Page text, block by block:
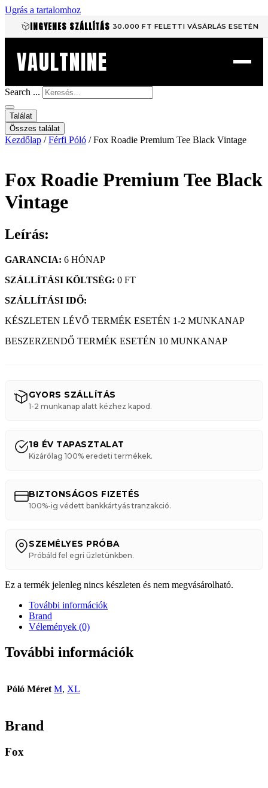
Ugrás a tartalomhoz
INGYENES SZÁLLÍTÁS 30.000 FT FELETTI VÁSÁRLÁS ESETÉN
VAULTNINE
Search ...
Találat
Összes találat
Kezdőlap /Férfi Póló / Fox Roadie Premium Tee Black Vintage
Fox Roadie Premium Tee Black
Vintage
Leírás:
GARANCIA: 6 HÓNAP
SZÁLLÍTÁSI KÖLTSÉG: 0 FT
SZÁLLÍTÁSI IDŐ:
KÉSZLETEN LÉVŐ TERMÉK ESETÉN 1-2 MUNKANAP
BESZERZENDŐ TERMÉK ESETÉN 10 MUNKANAP
GYORS SZÁLLÍTÁS
1-2 munkanap alatt kézhez kapod.
18 ÉV TAPASZTALAT
Kizárólag 100% eredeti termékek.
BIZTONSÁGOS FIZETÉS
100%-ig védett bankkártyás tranzakció.
SZEMÉLYES PRÓBA
Próbáld fel egri üzletünkben.
Ez a termék jelenleg nincs készleten és nem megvásárolható.
További információk
Brand
Vélemények (0)
További információk
Póló Méret M, XL
Brand
Fox